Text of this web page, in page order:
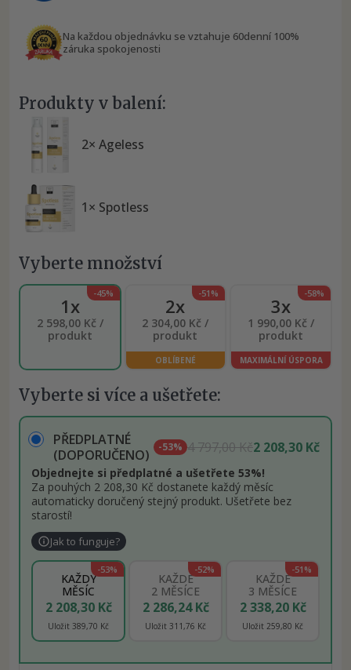
Na každou objednávku se vztahuje 60denní 100%
záruka spokojenosti
Produkty v balení:
2× Ageless
1× Spotless
Vyberte množství
-45%
1x
2 598,00 Kč /
produkt
-51%
2x
2 304,00 Kč /
produkt
OBLÍBENÉ
-58%
3x
1 990,00 Kč /
produkt
MAXIMÁLNÍ ÚSPORA
Vyberte si více a ušetřete:
PŘEDPLATNÉ
(DOPORUČENO)
-53% 4 797,00 Kč2 208,30 Kč
Objednejte si předplatné a ušetřete 53%!
Za pouhých 2 208,30 Kč dostanete každý měsíc
automaticky doručený stejný produkt. Ušetřete bez
starostí!
Jak to funguje?
-53%
KAŽDÝ
MĚSÍC
2 208,30 Kč
Uložit 389,70 Kč
-52%
KAŽDÉ
2 MĚSÍCE
2 286,24 Kč
Uložit 311,76 Kč
-51%
KAŽDÉ
3 MĚSÍCE
2 338,20 Kč
Uložit 259,80 Kč